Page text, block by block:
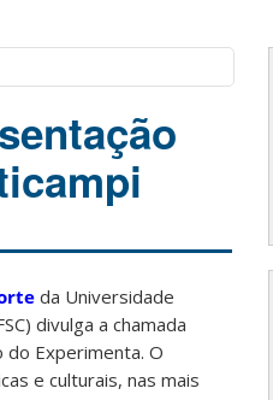
da Universidade
divulga a chamada
do Experimenta. O
e culturais, nas mais